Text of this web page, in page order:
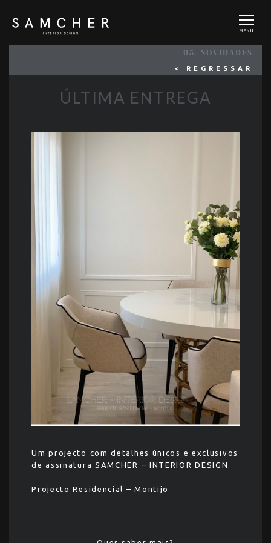
MENU
05. NOVIDADES
< REGRESSAR
ÚLTIMA ENTREGA
Um projecto com detalhes únicos e exclusivos
de assinatura SAMCHER – INTERIOR DESIGN.
Projecto Residencial – Montijo